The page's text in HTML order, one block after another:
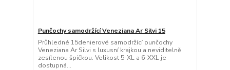
Punčochy samodržící Veneziana Ar Silvi 15
Průhledné 15denierové samodržící punčochy
Veneziana Ar Silvi s luxusní krajkou a neviditelně
zesílenou špičkou. Velikost 5-XL a 6-XXL je
dostupná...